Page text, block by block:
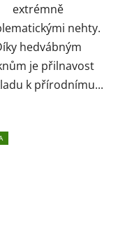
extrémně
nehty.
hedvábným
je přilnavost
k přírodnímu...